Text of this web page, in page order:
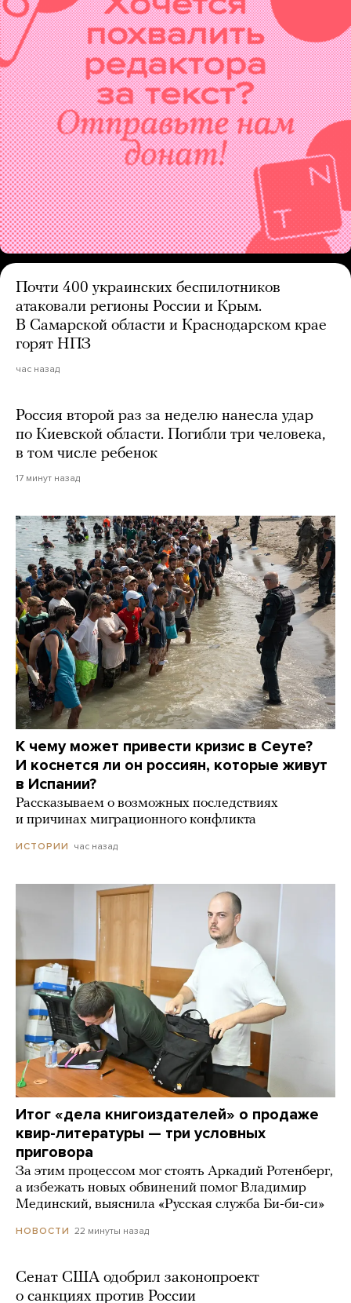
Почти 400 украинских беспилотников
атаковали регионы России и Крым.
В Самарской области и Краснодарском крае
горят НПЗ
час назад
Россия второй раз за неделю нанесла удар
по Киевской области. Погибли три человека,
в том числе ребенок
17 минут назад
К чему может привести кризис в Сеуте?
И коснется ли он россиян, которые живут
в Испании?
Рассказываем о возможных последствиях
и причинах миграционного конфликта
ИСТОРИИ час назад
Итог «дела книгоиздателей» о продаже
квир-литературы — три условных
приговора
За этим процессом мог стоять Аркадий Ротенберг,
а избежать новых обвинений помог Владимир
Мединский, выяснила «Русская служба Би-би-си»
НОВОСТИ 22 минуты назад
Сенат США одобрил законопроект
о санкциях против России